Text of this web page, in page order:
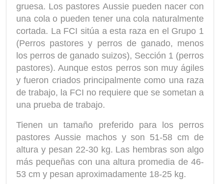
gruesa. Los pastores Aussie pueden nacer con
una cola o pueden tener una cola naturalmente
cortada. La FCI sitúa a esta raza en el Grupo 1
(Perros pastores y perros de ganado, menos
los perros de ganado suizos), Sección 1 (perros
pastores). Aunque estos perros son muy ágiles
y fueron criados principalmente como una raza
de trabajo, la FCI no requiere que se sometan a
una prueba de trabajo.
Tienen un tamaño preferido para los perros
pastores Aussie machos y son 51-58 cm de
altura y pesan 22-30 kg. Las hembras son algo
más pequeñas con una altura promedia de 46-
53 cm y pesan aproximadamente 18-25 kg.